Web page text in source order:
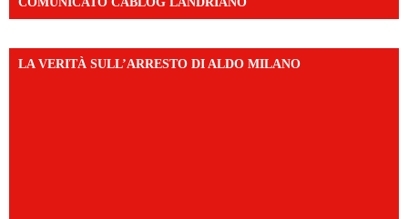
LA VERITÀ SULL’ARRESTO DI ALDO MILANO